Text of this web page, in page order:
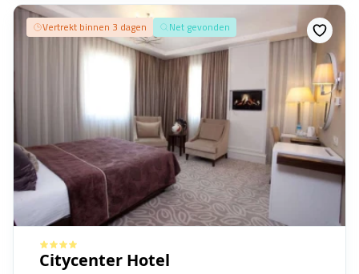
Vertrekt binnen 3 dagen Net gevonden
Citycenter Hotel